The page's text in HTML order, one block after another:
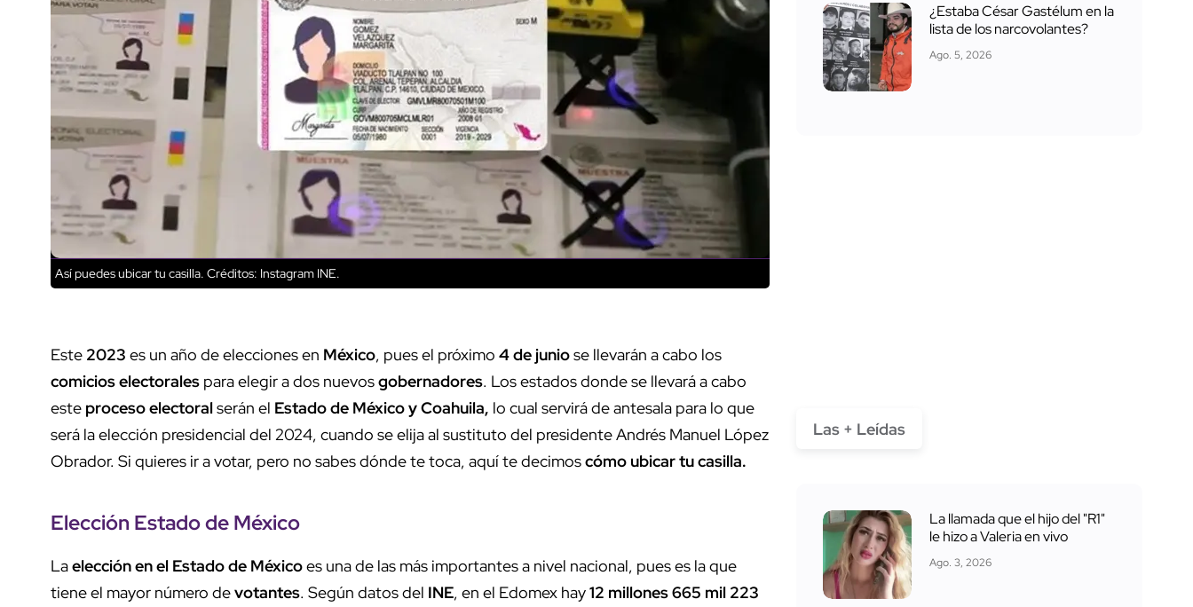
Así puedes ubicar tu casilla. Créditos: Instagram INE.
Este 2023 es un año de elecciones en México, pues el próximo 4 de juniose llevarán a cabo los
comicios electorales para elegir a dos nuevosgobernadores. Los estados donde se llevará a cabo
este proceso electoralserán el Estado de México y Coahuila, lo cual servirá de antesala para lo que
será la elección presidencial del 2024, cuando se elija al sustituto del presidente Andrés Manuel López
Obrador. Si quieres ir a votar, pero no sabes dónde te toca, aquí te decimoscómo ubicar tu casilla.
Elección Estado de México
Laelección en el Estado de Méxicoes una de las más importantes a nivel nacional, pues es la que
tiene el mayor número devotantes. Según datos del INE, en el Edomex hay12 millones 665 mil 223
¿Estaba César Gastélum en la
lista de los narcovolantes?
Ago. 5, 2026
Las + Leídas
La llamada que el hijo del "R1"
le hizo a Valeria en vivo
Ago. 3, 2026